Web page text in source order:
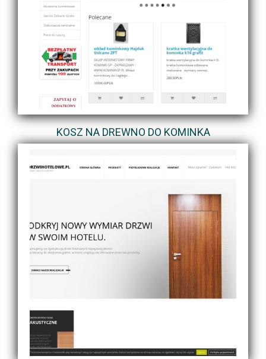
KOSZ NA DREWNO DO KOMINKA